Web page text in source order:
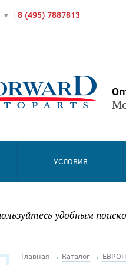
▼ 8 (495) 7887813
УСЛОВИЯ
Главная → Каталог →